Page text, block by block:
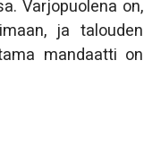
Varjopuolena on,
ja talouden
mandaatti on